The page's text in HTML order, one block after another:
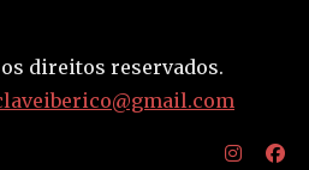
direitos reservados.